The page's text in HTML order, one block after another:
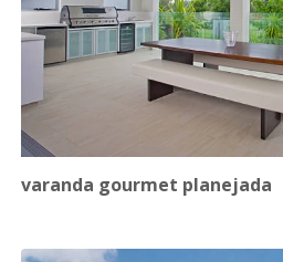
varanda gourmet planejada